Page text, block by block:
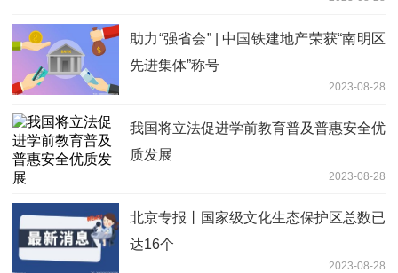
助力“强省会” | 中国铁建地产荣获“南明区
先进集体”称号
2023-08-28
我国将立法促进学前教育普及普惠安全优
质发展
2023-08-28
北京专报丨国家级文化生态保护区总数已
达16个
2023-08-28